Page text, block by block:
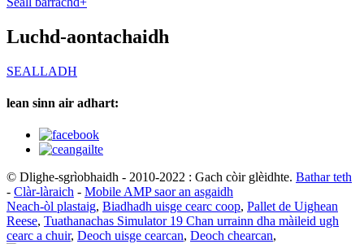
Luchd-aontachaidh
SEALLADH
lean sinn air adhart:
© Dlighe-sgrìobhaidh - 2010-2022 : Gach còir glèidhte. Bathar teth
- Clàr-làraich - Mobile AMP saor an asgaidh
Neach-òl plastaig, Biadhadh uisge cearc coop, Pallet de Uighean
Reese, Tuathanachas Simulator 19 Chan urrainn dha màileid ugh
cearc a chuir, Deoch uisge cearcan, Deoch chearcan,